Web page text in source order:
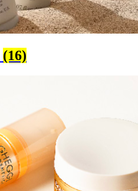
(16)